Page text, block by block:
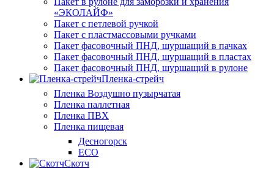
«ЭКОЛАЙФ»
Пакет с петлевой ручкой
Пакет с пластмассовыми ручками
Пакет фасовочный ПНД, шуршащий в пачках
Пакет фасовочный ПНД, шуршащий в пластах
Пакет фасовочный ПНД, шуршащий в рулоне
Пленка-стрейч
Пленка Воздушно пузырчатая
Пленка паллетная
Пленка ПВХ
Пленка пищевая
Десногорск
ECO
Скотч